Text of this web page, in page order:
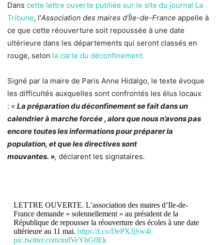
Dans cette lettre ouverte publiée sur le site du journal La
Tribune, l’Association des maires d’Île-de-France appelle à
ce que cette réouverture soit repoussée à une date
ultérieure dans les départements qui seront classés en
rouge, selon la carte du déconfinement.
Signé par la maire de Paris Anne Hidalgo, le texte évoque
les difficultés auxquelles sont confrontés les élus locaux
: « La préparation du déconfinement se fait dans un
calendrier à marche forcée , alors que nous n’avons pas
encore toutes les informations pour préparer la
population, et que les directives sont
mouvantes. », déclarent les signataires.
LETTRE OUVERTE. L’association des maires d’Ile-de-
France demande « solennellement » au président de la
République de repousser la réouverture des écoles à une date
ultérieure au 11 mai. https://t.co/DePXJjSw4l
pic.twitter.com/mdVeYbG0Ek